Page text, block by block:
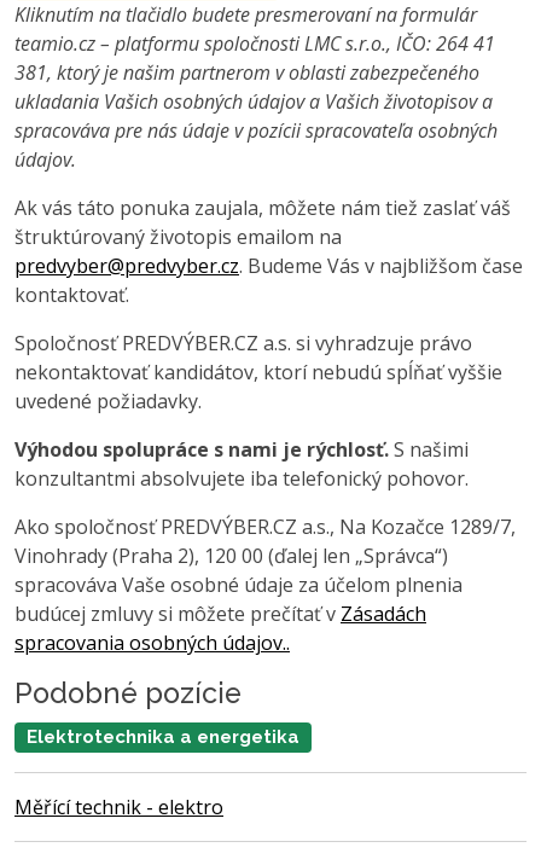
Kliknutím na tlačidlo budete presmerovaní na formulár
teamio.cz – platformu spoločnosti LMC s.r.o., IČO: 264 41
381, ktorý je našim partnerom v oblasti zabezpečeného
ukladania Vašich osobných údajov a Vašich životopisov a
spracováva pre nás údaje v pozícii spracovateľa osobných
údajov.
Ak vás táto ponuka zaujala, môžete nám tiež zaslať váš
štruktúrovaný životopis emailom na
predvyber@predvyber.cz. Budeme Vás v najbližšom čase
kontaktovať.
Spoločnosť PREDVÝBER.CZ a.s. si vyhradzuje právo
nekontaktovať kandidátov, ktorí nebudú spĺňať vyššie
uvedené požiadavky.
Výhodou spolupráce s nami je rýchlosť.S našimi
konzultantmi absolvujete iba telefonický pohovor.
Ako spoločnosť PREDVÝBER.CZ a.s., Na Kozačce 1289/7,
Vinohrady (Praha 2), 120 00 (ďalej len „Správca“)
spracováva Vaše osobné údaje za účelom plnenia
budúcej zmluvy si môžete prečítať v Zásadách
spracovania osobných údajov..
Podobné pozície
Elektrotechnika a energetika
Měřící technik - elektro